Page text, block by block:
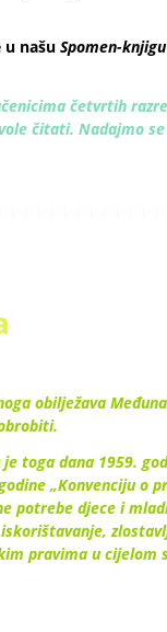
u našu Spomen-
četvrtih
čitati. Nadajmo
obilježava
toga dana 1959.
„Konvenciju o
potrebe djece i
pravima u cijelom